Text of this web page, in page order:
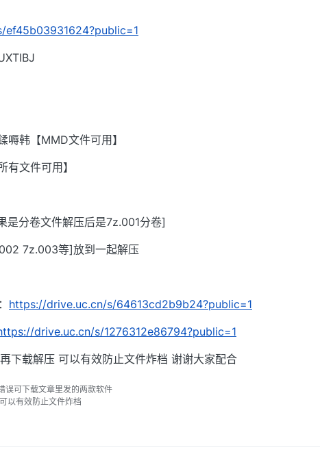
嗕韩【MMD文件可用】
有文件可用】
是分卷文件解压后是7z.001分卷]
7z.003等]放到一起解压
https://drive.uc.cn/s/64613cd2b9b24?public=1
drive.uc.cn/s/1276312e86794?public=1
下载解压 可以有效防止文件炸档 谢谢大家配合
误可下载文章里发的两款软件
以有效防止文件炸档